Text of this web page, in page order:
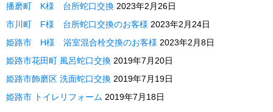
播磨町 K様 台所蛇口交換 2023年2月26日
市川町 F様 台所蛇口交換のお客様 2023年2月24日
姫路市 H様 浴室混合栓交換のお客様 2023年2月8日
姫路市花田町 風呂蛇口交換 2019年7月20日
姫路市飾磨区 洗面蛇口交換 2019年7月19日
姫路市 トイレリフォーム 2019年7月18日